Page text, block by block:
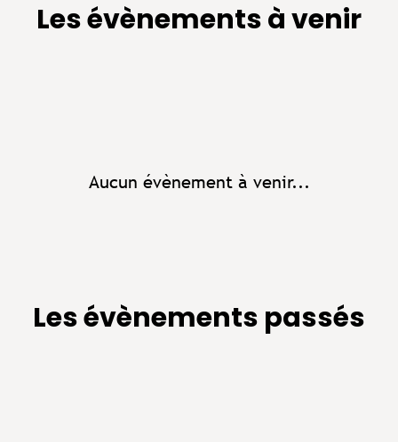
Les évènements à venir
Aucun évènement à venir...
Les évènements passés